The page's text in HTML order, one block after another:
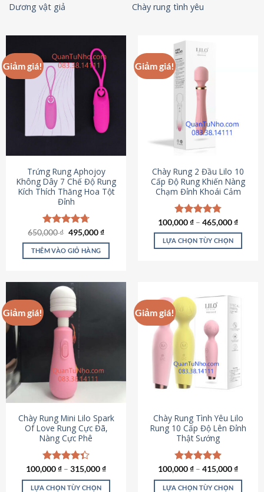
Dương vật giả
Chày rung tình yêu
Giảm giá!
Trứng Rung Aphojoy
Không Dây 7 Chế Độ Rung
Kích Thích Thăng Hoa Tột
Đỉnh
Được xếp
hạng4.72
5 sao
650,000₫ Giá
là:
650,000 ₫.
495,000₫Giá
tại
495,000 ₫.
THÊM VÀO GIỎ HÀNG
Giảm giá!
Chày Rung 2 Đầu Lilo 10
Cấp Độ Rung Khiến Nàng
Chạm Đỉnh Khoái Cảm
Được xếp
hạng4.80
5 sao
100,000₫ – 465,000₫
LỰA CHỌN TÙY CHỌN
nhiều
biến
thể.
Các
chọn
thể
chọn
trên
trang
sản
phẩm
Giảm giá!
Chày Rung Mini Lilo Spark
Of Love Rung Cực Đã,
Nàng Cực Phê
Được xếp
hạng4.33
5 sao
100,000₫ – 315,000₫
LỰA CHỌN TÙY CHỌN
Giảm giá!
Chày Rung Tình Yêu Lilo
Rung 10 Cấp Độ Lên Đỉnh
Thật Sướng
Được xếp
hạng4.94
5 sao
100,000₫ – 415,000₫
LỰA CHỌN TÙY CHỌN